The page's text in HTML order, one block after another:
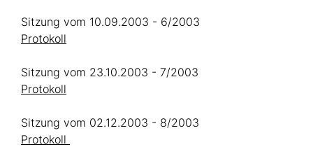
Sitzung vom 10.09.2003 - 6/2003
Protokoll
Sitzung vom 23.10.2003 - 7/2003
Protokoll
Sitzung vom 02.12.2003 - 8/2003
Protokoll